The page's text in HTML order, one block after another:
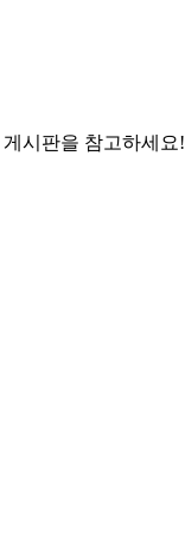
게시판을 참고하세요!